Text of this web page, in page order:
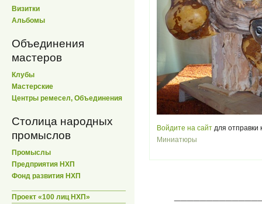
Визитки
Альбомы
Объединения
мастеров
Клубы
Мастерские
Центры ремесел, Объединения
Столица народных
промыслов
Промыслы
Предприятия НХП
Фонд развития НХП
Проект «100 лиц НХП»
Войдите на сайт для отправки
Миниатюры